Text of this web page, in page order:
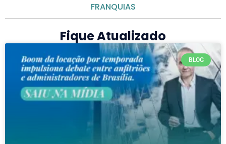
FRANQUIAS
Fique Atualizado
BLOG